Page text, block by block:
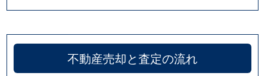
不動産売却と査定の流れ